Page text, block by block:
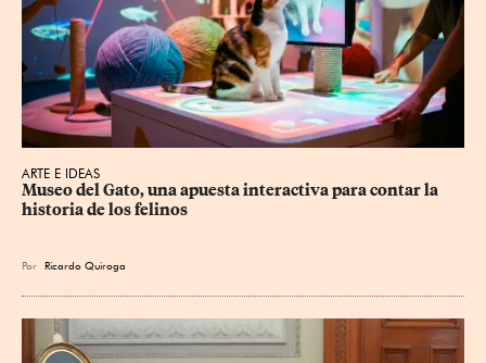
ARTE E IDEAS
Museo del Gato, una apuesta interactiva para contar la
historia de los felinos
Por Ricardo Quiroga